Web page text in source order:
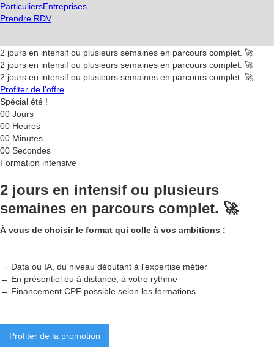
ParticuliersEntreprises
Prendre RDV
2 jours en intensif ou plusieurs semaines en parcours complet. 🚀
2 jours en intensif ou plusieurs semaines en parcours complet. 🚀
2 jours en intensif ou plusieurs semaines en parcours complet. 🚀
Profiter de l'offre
Spécial été !
00 Jours
00 Heures
00 Minutes
00 Secondes
Formation intensive
2 jours en intensif ou plusieurs
semaines en parcours complet. 🚀
À vous de choisir le format qui colle à vos ambitions :
→ Data ou IA, du niveau débutant à l'expertise métier
→ En présentiel ou à distance, à votre rythme
→ Financement CPF possible selon les formations
Profiter de la promotion